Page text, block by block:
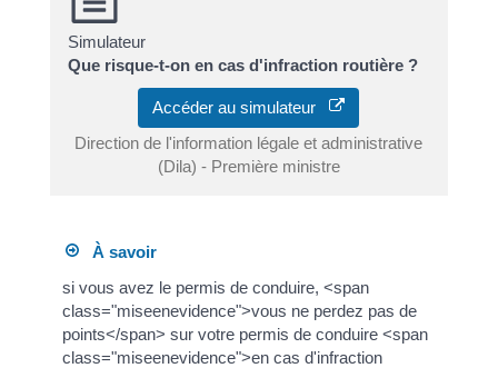
Simulateur
Que risque-t-on en cas d'infraction routière ?
Accéder au simulateur
Direction de l'information légale et administrative
(Dila) - Première ministre
À savoir
si vous avez le permis de conduire, <span
class="miseenevidence">vous ne perdez pas de
points</span> sur votre permis de conduire <span
class="miseenevidence">en cas d'infraction